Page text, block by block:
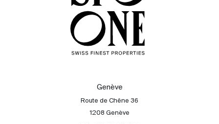
Genève
Route de Chêne 36
1208 Genève